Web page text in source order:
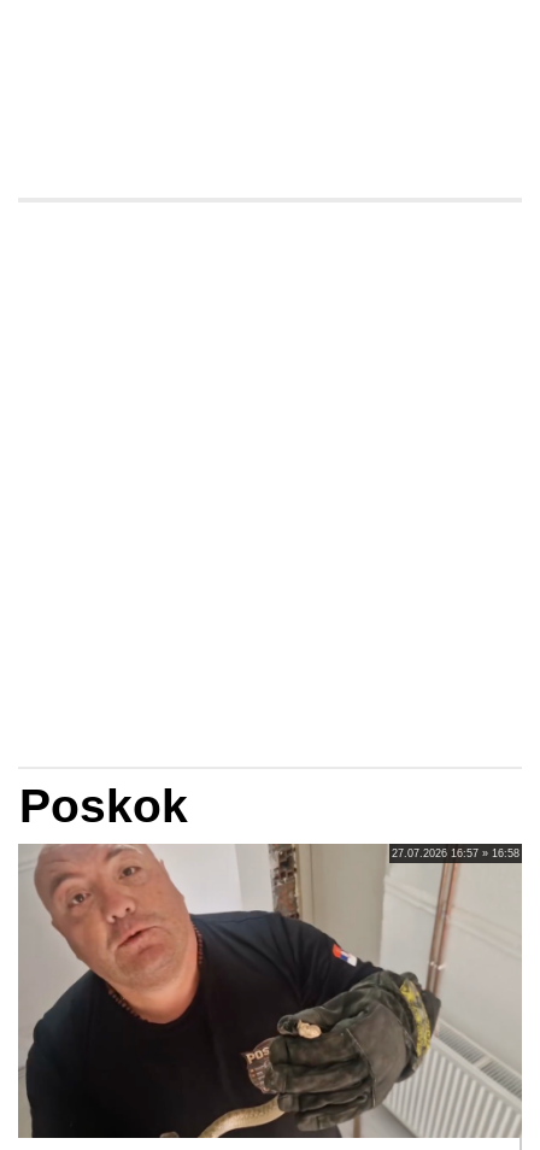
Poskok
27.07.2026 16:57 » 16:58